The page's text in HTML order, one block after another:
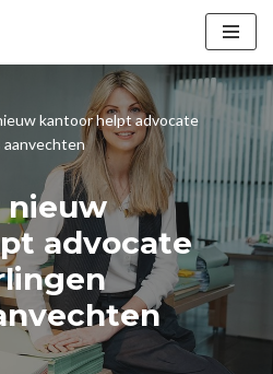
kantoor helpt advocate
aanvechten
nieuw
advocate